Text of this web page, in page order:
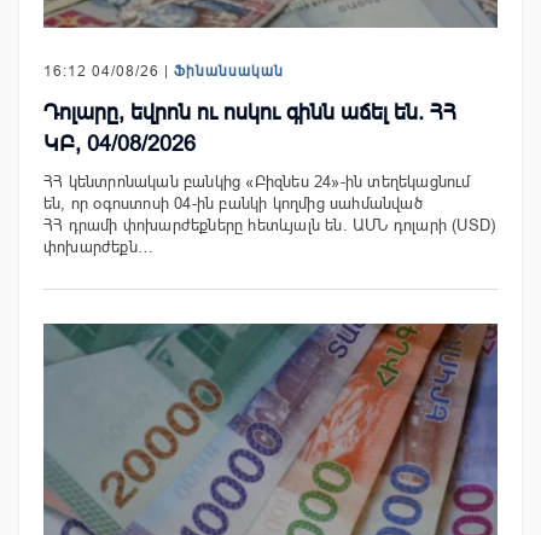
16:12 04/08/26 | Ֆինանսական
Դոլարը, եվրոն ու ոսկու գինն աճել են. ՀՀ
ԿԲ, 04/08/2026
ՀՀ կենտրոնական բանկից «Բիզնես 24»-ին տեղեկացնում
են, որ օգոստոսի 04-ին բանկի կողմից սահմանված
ՀՀ դրամի փոխարժեքները հետևյալն են. ԱՄՆ դոլարի (USD)
փոխարժեքն…